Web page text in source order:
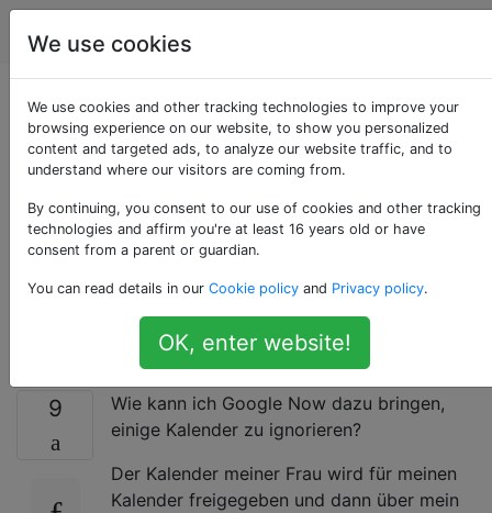
Android
Wie kann ich Google
Now dazu bringen,
einige Kalender für
Terminerinnerungen
zu ignorieren?
9
Wie kann ich Google Now dazu bringen,
einige Kalender zu ignorieren?
Der Kalender meiner Frau wird für meinen
Kalender freigegeben und dann über mein
We use cookies
We use cookies and other tracking technologies to improve your
browsing experience on our website, to show you personalized
content and targeted ads, to analyze our website traffic, and to
understand where our visitors are coming from.
By continuing, you consent to our use of cookies and other tracking
technologies and affirm you're at least 16 years old or have
consent from a parent or guardian.
You can read details in our Cookie policy and Privacy policy.
OK, enter website!